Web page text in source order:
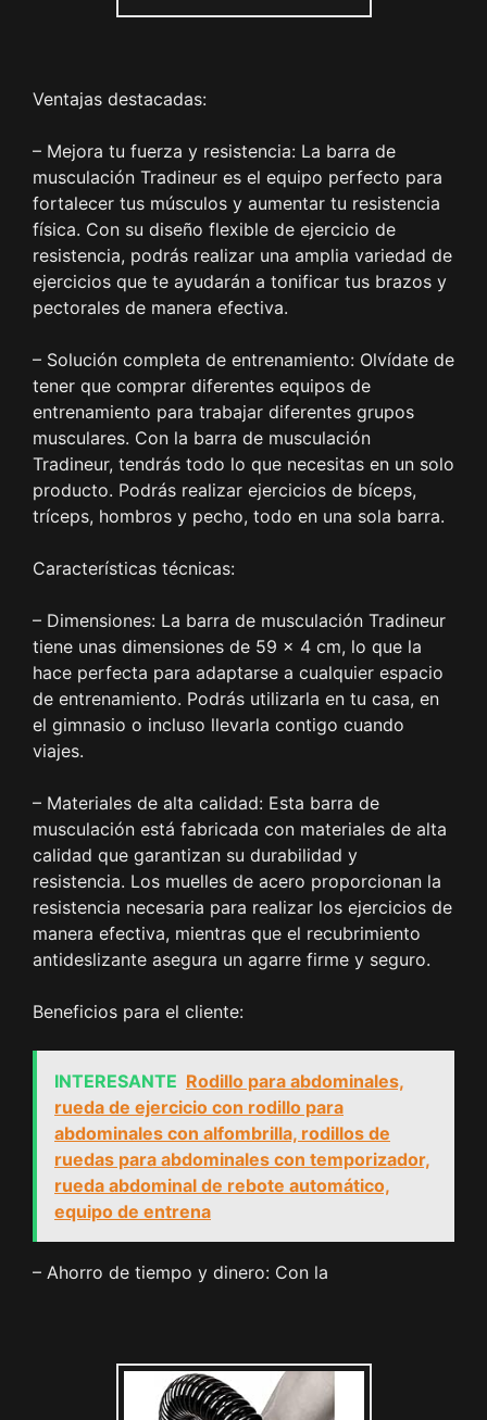
Ventajas destacadas:
– Mejora tu fuerza y resistencia: La barra de
musculación Tradineur es el equipo perfecto para
fortalecer tus músculos y aumentar tu resistencia
física. Con su diseño flexible de ejercicio de
resistencia, podrás realizar una amplia variedad de
ejercicios que te ayudarán a tonificar tus brazos y
pectorales de manera efectiva.
– Solución completa de entrenamiento: Olvídate de
tener que comprar diferentes equipos de
entrenamiento para trabajar diferentes grupos
musculares. Con la barra de musculación
Tradineur, tendrás todo lo que necesitas en un solo
producto. Podrás realizar ejercicios de bíceps,
tríceps, hombros y pecho, todo en una sola barra.
Características técnicas:
– Dimensiones: La barra de musculación Tradineur
tiene unas dimensiones de 59 x 4 cm, lo que la
hace perfecta para adaptarse a cualquier espacio
de entrenamiento. Podrás utilizarla en tu casa, en
el gimnasio o incluso llevarla contigo cuando
viajes.
– Materiales de alta calidad: Esta barra de
musculación está fabricada con materiales de alta
calidad que garantizan su durabilidad y
resistencia. Los muelles de acero proporcionan la
resistencia necesaria para realizar los ejercicios de
manera efectiva, mientras que el recubrimiento
antideslizante asegura un agarre firme y seguro.
Beneficios para el cliente:
INTERESANTE Rodillo para abdominales,
rueda de ejercicio con rodillo para
abdominales con alfombrilla, rodillos de
ruedas para abdominales con temporizador,
rueda abdominal de rebote automático,
equipo de entrena
– Ahorro de tiempo y dinero: Con la